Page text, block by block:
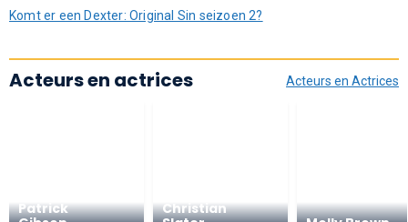
Komt er een Dexter: Original Sin seizoen 2?
Acteurs en Actrices
Acteurs en actrices
Patrick
Christian